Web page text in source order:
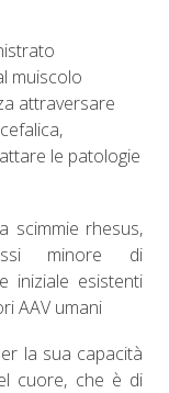
muiscolo
attraversare
le patologie
scimmie rhesus,
minore di
iniziale esistenti
AAV umani
la sua capacità
cuore, che è di